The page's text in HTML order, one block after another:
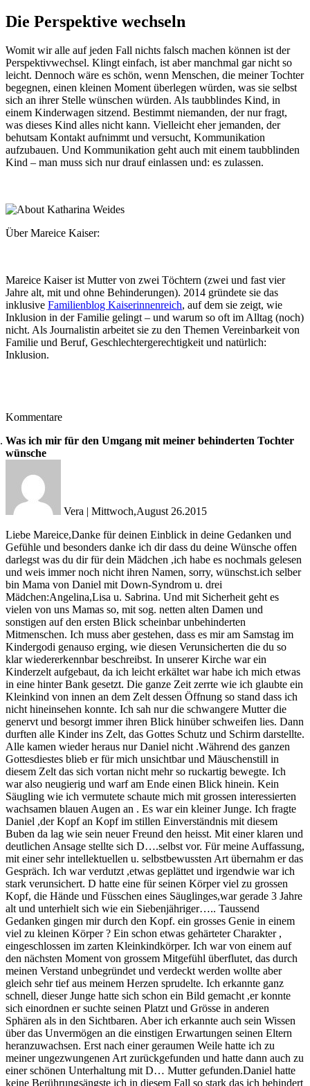
Die Perspektive wechseln
Womit wir alle auf jeden Fall nichts falsch machen können ist der
Perspektivwechsel. Klingt einfach, ist aber manchmal gar nicht so
leicht. Dennoch wäre es schön, wenn Menschen, die meiner Tochter
begegnen, einen kleinen Moment überlegen würden, was sie selbst
sich an ihrer Stelle wünschen würden. Als taubblindes Kind, in
einem Kinderwagen sitzend. Bestimmt niemanden, der nur fragt,
was dieses Kind alles nicht kann. Vielleicht eher jemanden, der
behutsam Kontakt aufnimmt und versucht, Kommunikation
aufzubauen. Und Kommunikation geht auch mit einem taubblinden
Kind – man muss sich nur drauf einlassen und: es zulassen.
Über Mareice Kaiser:
Mareice Kaiser ist Mutter von zwei Töchtern (zwei und fast vier
Jahre alt, mit und ohne Behinderungen). 2014 gründete sie das
inklusive Familienblog Kaiserinnenreich, auf dem sie zeigt, wie
Inklusion in der Familie gelingt – und warum so oft im Alltag (noch)
nicht. Als Journalistin arbeitet sie zu den Themen Vereinbarkeit von
Familie und Beruf, Geschlechtergerechtigkeit und natürlich:
Inklusion.
Kommentare
Was ich mir für den Umgang mit meiner behinderten Tochter
wünsche
Vera | Mittwoch,August 26.2015
Liebe Mareice,Danke für deinen Einblick in deine Gedanken und
Gefühle und besonders danke ich dir dass du deine Wünsche offen
darlegst was du dir für dein Mädchen ,ich habe es nochmals gelesen
und weis immer noch nicht ihren Namen, sorry, wünschst.ich selber
bin Mama von Daniel mit Down-Syndrom u. drei
Mädchen:Angelina,Lisa u. Sabrina. Und mit Sicherheit geht es
vielen von uns Mamas so, mit sog. netten alten Damen und
sonstigen auf den ersten Blick scheinbar unbehinderten
Mitmenschen. Ich muss aber gestehen, dass es mir am Samstag im
Kindergodi genauso erging, wie diesen Verunsicherten die du so
klar wiedererkennbar beschreibst. In unserer Kirche war ein
Kinderzelt aufgebaut, da ich leicht erkältet war habe ich mich etwas
in eine hinter Bank gesetzt. Die ganze Zeit zerrte wie ich glaubte ein
Kleinkind von innen an dem Zelt dessen Öffnung so stand dass ich
nicht hineinsehen konnte. Ich sah nur die schwangere Mutter die
genervt und besorgt immer ihren Blick hinüber schweifen lies. Dann
durften alle Kinder ins Zelt, das Gottes Schutz und Schirm darstellte.
Alle kamen wieder heraus nur Daniel nicht .Während des ganzen
Gottesdiestes blieb er für mich unsichtbar und Mäuschenstill in
diesem Zelt das sich vortan nicht mehr so ruckartig bewegte. Ich
war also neugierig und warf am Ende einen Blick hinein. Kein
Säugling wie ich vermutete schaute mich mit grossen interessierten
wachsamen blauen Augen an . Es war ein kleiner Junge. Ich fragte
Daniel ,der Kopf an Kopf im stillen Einverständnis mit diesem
Buben da lag wie sein neuer Freund den heisst. Mit einer klaren und
deutlichen Ansage stellte sich D….selbst vor. Für meine Auffassung,
mit einer sehr intellektuellen u. selbstbewussten Art übernahm er das
Gespräch. Ich war verdutzt ,etwas geplättet und irgendwie war ich
stark verunsichert. D hatte eine für seinen Körper viel zu grossen
Kopf, die Hände und Füsschen eines Säuglinges,war gerade 3 Jahre
alt und unterhielt sich wie ein Siebenjähriger….. Taussend
Gedanken gingen mir durch den Kopf. ein grosses Genie in einem
viel zu kleinen Körper ? Ein schon etwas gehärteter Charakter ,
eingeschlossen im zarten Kleinkindkörper. Ich war von einem auf
den nächsten Moment von grossem Mitgefühl überflutet, das durch
meinen Verstand unbegründet und verdeckt werden wollte aber
gleich sehr tief aus meinem Herzen sprudelte. Ich erkannte ganz
schnell, dieser Junge hatte sich schon ein Bild gemacht ,er konnte
sich einordnen er suchte seinen Platzt und Grösse in anderen
Sphären als in den Sichtbaren. Aber ich erkannte auch sein Wissen
über das Unvermögen an die einstigen Erwartungen seinen Eltern
heranzuwachsen. Erst nach einer geraumen Weile hatte ich zu
meiner ungezwungenen Art zurückgefunden und hatte dann auch zu
einer schönen Unterhaltung mit D… Mutter gefunden.Daniel hatte
keine Berührungsängste ich in diesem Fall so stark das ich behindert